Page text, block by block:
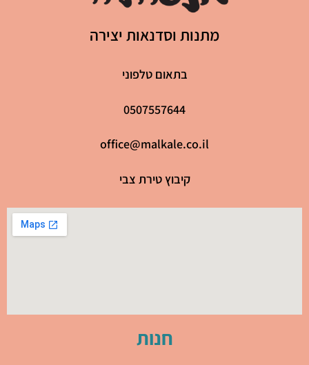
מתנות וסדנאות יצירה
בתאום טלפוני
0507557644
office@malkale.co.il
קיבוץ טירת צבי
חנות